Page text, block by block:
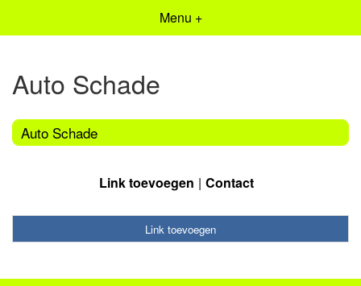
Menu +
Auto Schade
Auto Schade
Link toevoegen Contact
Link toevoegen